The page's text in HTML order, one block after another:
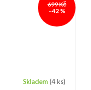
699 Kč
–42 %
Skladem (4 ks)